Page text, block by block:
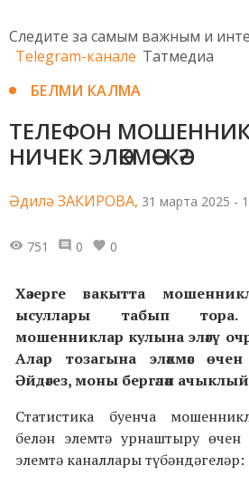
Следите за самым важным и
Telegram-канале Татмедиа
БЕЛМИ КАЛМА
ТЕЛЕФОН
НИЧЕК ЭЛӘКМӘСКӘ?
Әдилә ЗАКИРОВА, 31 марта 2025 -
751 0 0
Хәзерге вакытта
ысуллары табып
мошенниклар кулына эләгү
Алар тозагына эләкмәс өчен
Әйдәгез, моны бергәләп
Статистика буенча
белән элемтә урнаштыру
элемтә каналлары түбәндәгеләр: